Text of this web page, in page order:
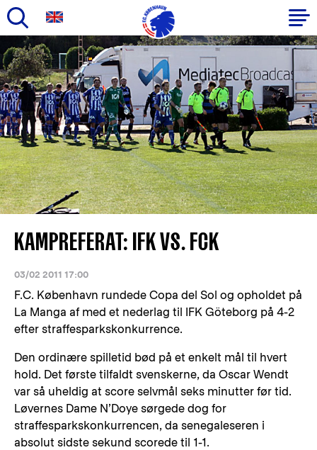
til
hovedindhold
Primær
navigation
KAMPREFERAT: IFK VS. FCK
03/02 2011 17:00
F.C. København rundede Copa del Sol og opholdet på
La Manga af med et nederlag til IFK Göteborg på 4-2
efter straffesparkskonkurrence.
Den ordinære spilletid bød på et enkelt mål til hvert
hold. Det første tilfaldt svenskerne, da Oscar Wendt
var så uheldig at score selvmål seks minutter før tid.
Løvernes Dame N’Doye sørgede dog for
straffesparkskonkurrencen, da senegaleseren i
absolut sidste sekund scorede til 1-1.